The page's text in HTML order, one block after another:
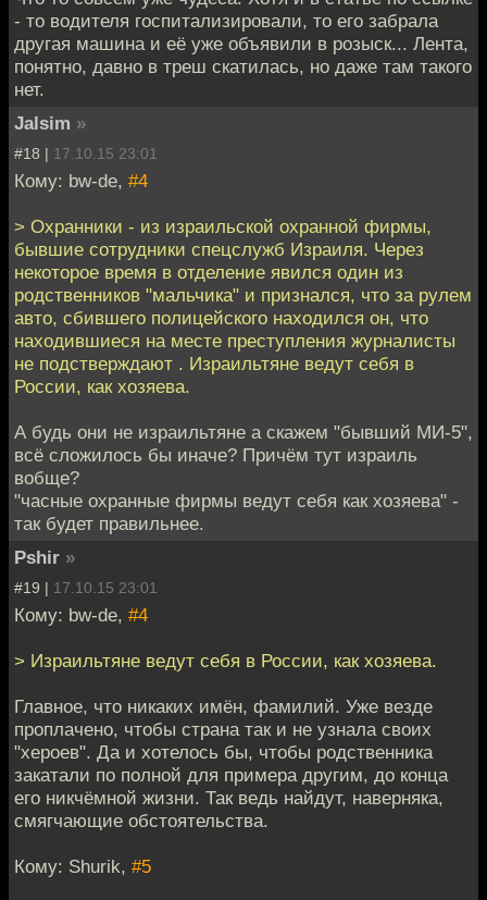
- то водителя госпитализировали, то его забрала
другая машина и её уже объявили в розыск... Лента,
понятно, давно в треш скатилась, но даже там такого
нет.
Jalsim »
#18 | 17.10.15 23:01
Кому: bw-de, #4
> Охранники - из израильской охранной фирмы,
бывшие сотрудники спецслужб Израиля. Через
некоторое время в отделение явился один из
родственников "мальчика" и признался, что за рулем
авто, сбившего полицейского находился он, что
находившиеся на месте преступления журналисты
не подстверждают . Израильтяне ведут себя в
России, как хозяева.
А будь они не израильтяне а скажем "бывший МИ-5",
всё сложилось бы иначе? Причём тут израиль
вобще?
"часные охранные фирмы ведут себя как хозяева" -
так будет правильнее.
Pshir »
#19 | 17.10.15 23:01
Кому: bw-de, #4
> Израильтяне ведут себя в России, как хозяева.
Главное, что никаких имён, фамилий. Уже везде
проплачено, чтобы страна так и не узнала своих
"хероев". Да и хотелось бы, чтобы родственника
закатали по полной для примера другим, до конца
его никчёмной жизни. Так ведь найдут, наверняка,
смягчающие обстоятельства.
Кому: Shurik, #5